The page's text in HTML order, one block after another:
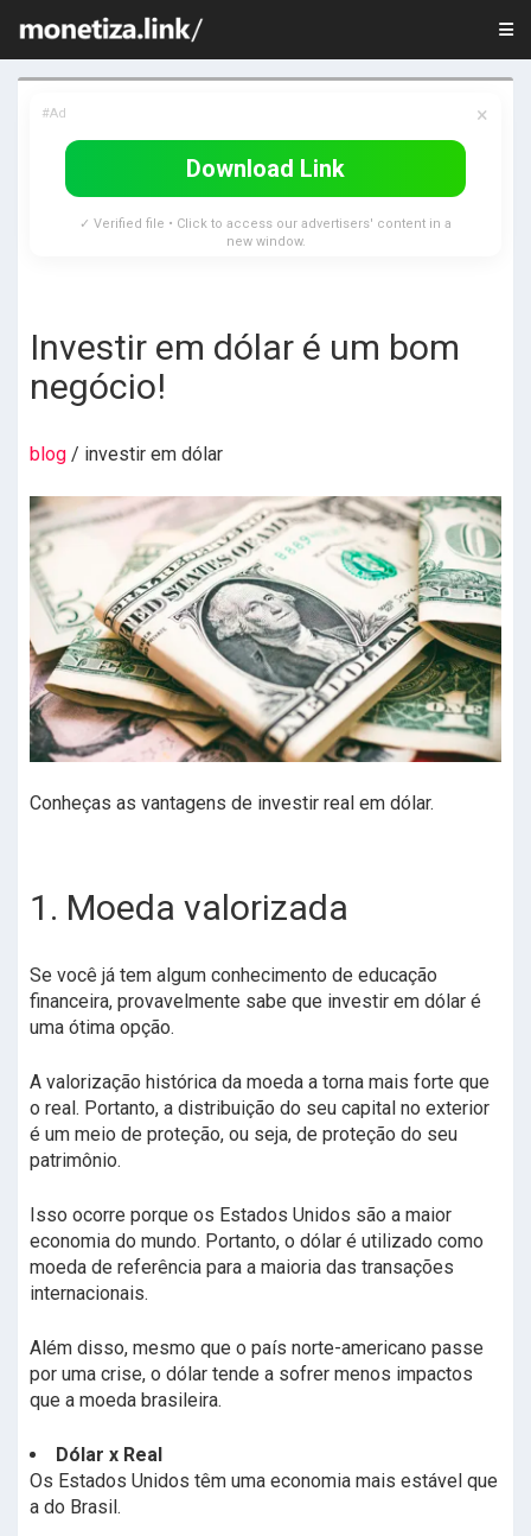
#Ad ×
Download Link
✓ Verified file • Click to access our advertisers' content in a
new window.
Investir em dólar é um bom
negócio!
blog / investir em dólar
Conheças as vantagens de investir real em dólar.
1. Moeda valorizada
Se você já tem algum conhecimento de educação
financeira, provavelmente sabe que investir em dólar é
uma ótima opção.
A valorização histórica da moeda a torna mais forte que
o real. Portanto, a distribuição do seu capital no exterior
é um meio de proteção, ou seja, de proteção do seu
patrimônio.
Isso ocorre porque os Estados Unidos são a maior
economia do mundo. Portanto, o dólar é utilizado como
moeda de referência para a maioria das transações
internacionais.
Além disso, mesmo que o país norte-americano passe
por uma crise, o dólar tende a sofrer menos impactos
que a moeda brasileira.
Dólar x Real
Os Estados Unidos têm uma economia mais estável que
a do Brasil.